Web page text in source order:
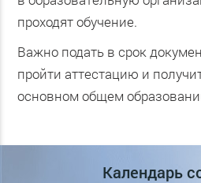
проходят обучение.
Важно подать в срок
пройти аттестацию и
основном общем
Календарь